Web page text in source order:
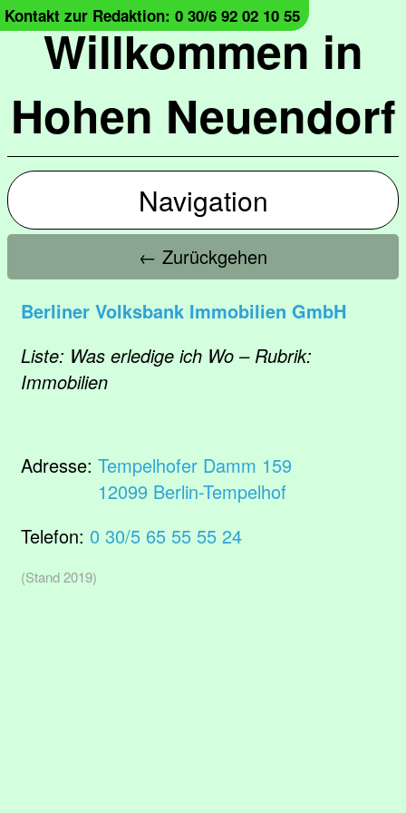
Willkommen in
Hohen Neuendorf
Kontakt zur Redaktion: 0 30/6 92 02 10 55
Navigation
← Zurückgehen
Berliner Volksbank Immobilien GmbH
Liste: Was erledige ich Wo – Rubrik:
Immobilien
Adresse: Tempelhofer Damm 159
12099 Berlin-Tempelhof
Telefon: 0 30/5 65 55 55 24
(Stand 2019)